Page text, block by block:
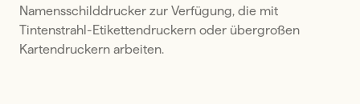
Namensschilddrucker zur Verfügung, die mit
Tintenstrahl-Etikettendruckern oder übergroßen
Kartendruckern arbeiten.